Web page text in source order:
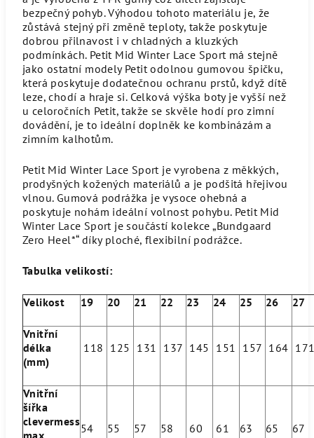
bezpečný pohyb. Výhodou tohoto materiálu je, že
zůstává stejný při změně teploty, takže poskytuje
dobrou přilnavost i v chladných a kluzkých
podmínkách. Petit Mid Winter Lace Sport má stejně
jako ostatní modely Petit odolnou gumovou špičku,
která poskytuje dodatečnou ochranu prstů, když dítě
leze, chodí a hraje si. Celková výška boty je vyšší než
u celoročních Petit, takže se skvěle hodí pro zimní
dovádění, je to ideální doplněk ke kombinázám a
zimním kalhotům.
Petit Mid Winter Lace Sport je vyrobena z měkkých,
prodyšných kožených materiálů a je podšitá hřejivou
vlnou. Gumová podrážka je vysoce ohebná a
poskytuje nohám ideální volnost pohybu. Petit Mid
Winter Lace Sport je součástí kolekce „Bundgaard
Zero Heel*“ díky ploché, flexibilní podrážce.
Tabulka velikostí:
Velikost 19 20 21 22 23 24 25 26 27
Vnitřní
délka
(mm)
118 125 131 137 145 151 157 164
Vnitřní
šířka
clevermess
max.
54 55 57 58 60 61 63 65 67